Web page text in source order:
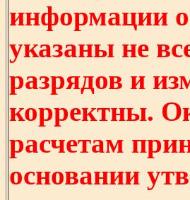
информации
указаны не
разрядов и
корректны.
расчетам
основании